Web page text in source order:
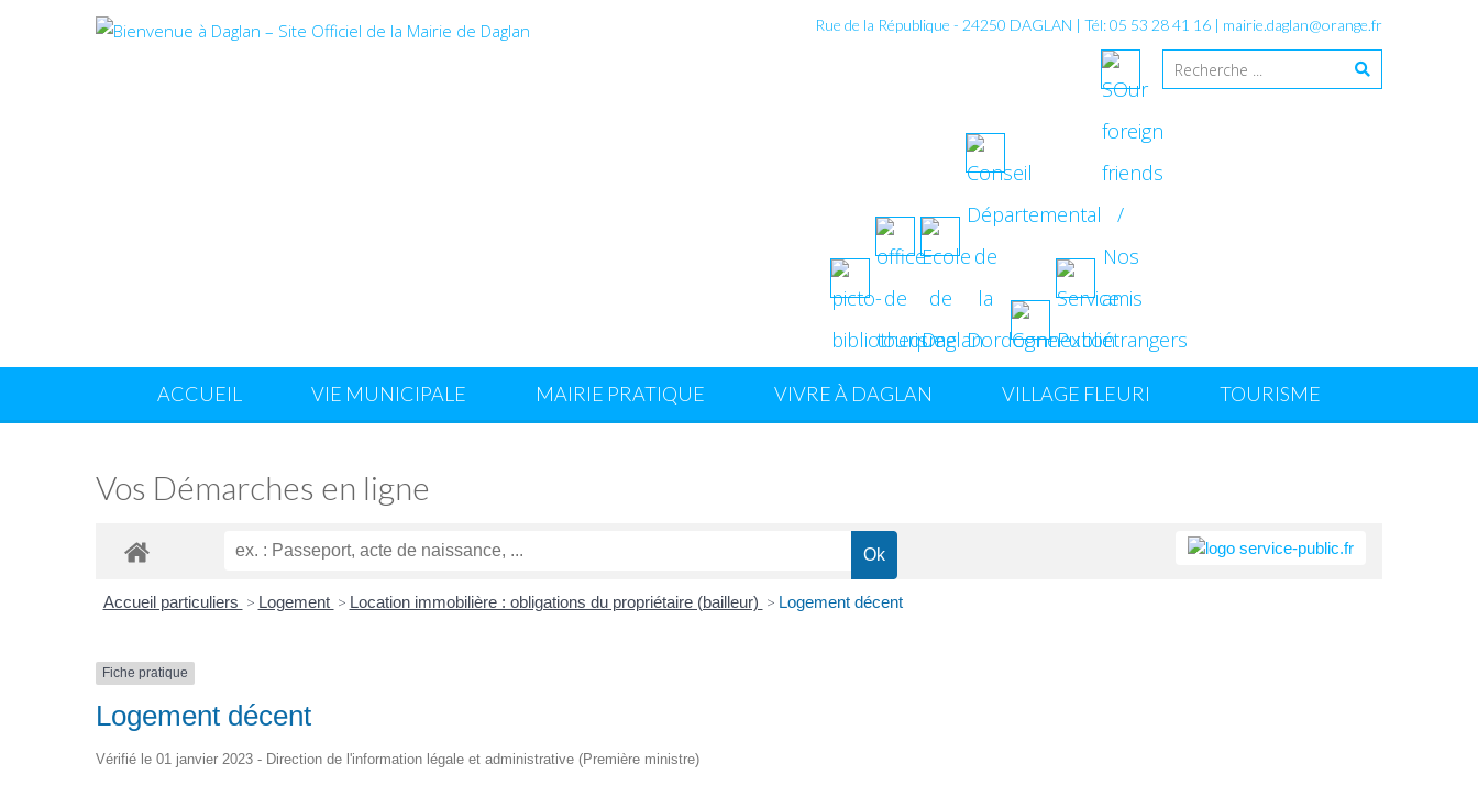
Rue de la République - 24250 DAGLAN | Tél: 05 53 28 41 16 | mairie.daglan@orange.fr
ACCUEIL VIE MUNICIPALE MAIRIE PRATIQUE VIVRE À DAGLAN VILLAGE FLEURI TOURISME
Vos Démarches en ligne
Accueil particuliers > Logement > Location immobilière : obligations du propriétaire (bailleur) > Logement décent
Fiche pratique
Logement décent
Vérifié le 01 janvier 2023 - Direction de l'information légale et administrative (Première ministre)